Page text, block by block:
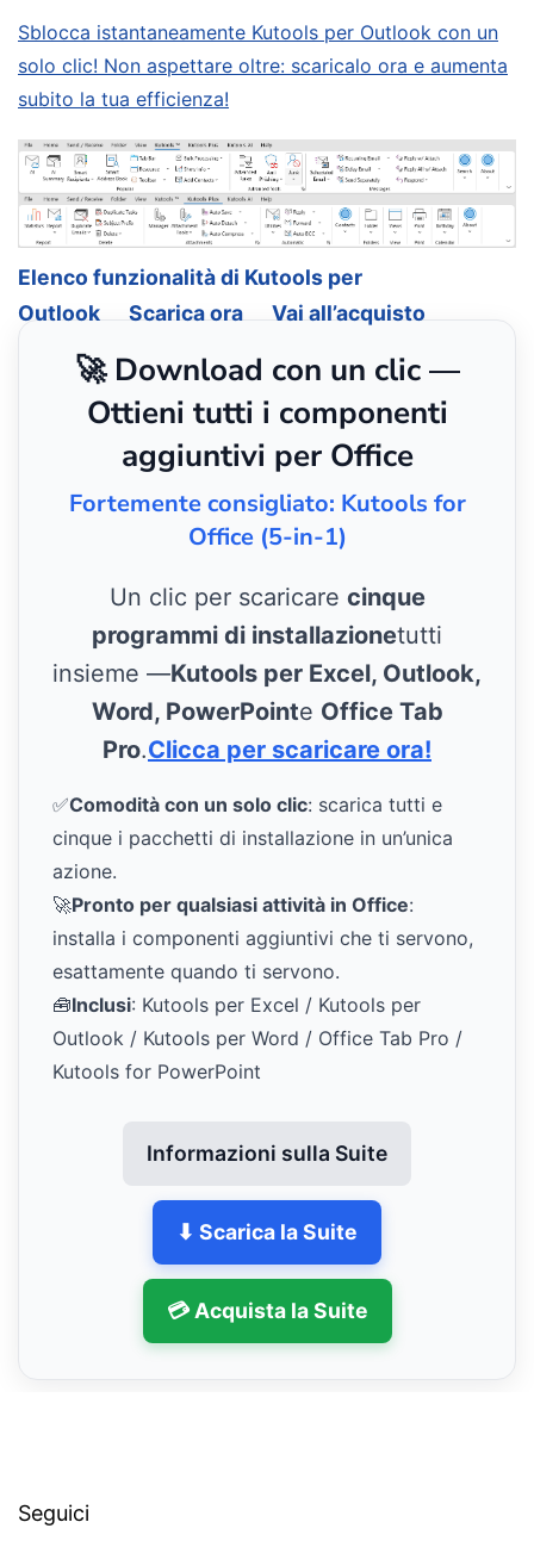
Sblocca istantaneamente Kutools per Outlook con un
solo clic! Non aspettare oltre: scaricalo ora e aumenta
subito la tua efficienza!
Elenco funzionalità di Kutools per
Outlook
Scarica ora Vai all’acquisto
🚀 Download con un clic —
Ottieni tutti i componenti
aggiuntivi per Office
Fortemente consigliato: Kutools for
Office (5-in-1)
Un clic per scaricare cinque
programmi di installazionetutti
insieme —Kutools per Excel, Outlook,
Word, PowerPointe Office Tab
Pro.Clicca per scaricare ora!
✅Comodità con un solo clic: scarica tutti e
cinque i pacchetti di installazione in un’unica
azione.
🚀Pronto per qualsiasi attività in Office:
installa i componenti aggiuntivi che ti servono,
esattamente quando ti servono.
🧰Inclusi: Kutools per Excel / Kutools per
Outlook / Kutools per Word / Office Tab Pro /
Kutools for PowerPoint
Informazioni sulla Suite
⬇ Scarica la Suite
💳 Acquista la Suite
Seguici